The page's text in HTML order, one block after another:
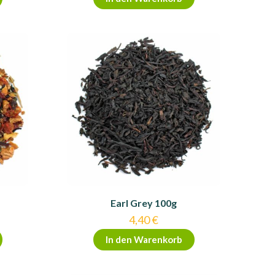
Earl Grey 100g
4,40€
In den Warenkorb